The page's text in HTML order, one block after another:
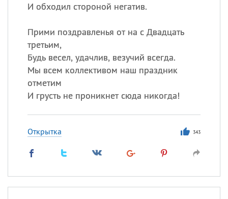
И обходил стороной негатив.
Прими поздравленья от на с Двадцать
третьим,
Будь весел, удачлив, везучий всегда.
Мы всем коллективом наш праздник
отметим
И грусть не проникнет сюда никогда!
Открытка 343